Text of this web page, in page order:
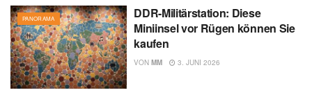
PANORAMA
DDR-Militärstation: Diese
Miniinsel vor Rügen können Sie
kaufen
VON MM 3. JUNI 2026